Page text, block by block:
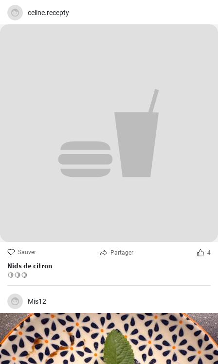
celine.recepty
Sauver Partager 4
Nids de citron
🍋🍋🍋
Mis12